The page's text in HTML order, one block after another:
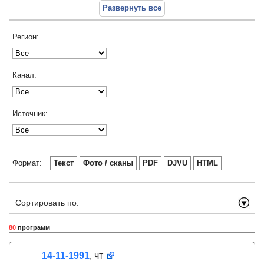
Развернуть все
Регион:
Канал:
Источник:
Формат: Текст Фото / сканы PDF DJVU HTML
Сортировать по:
80 программ
14-11-1991, чт